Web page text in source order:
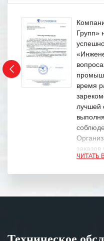
Групп»
время
лучшей
ЧИТАТЬ